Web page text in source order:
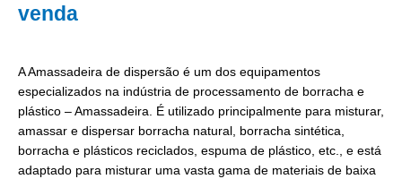
venda
A Amassadeira de dispersão é um dos equipamentos
especializados na indústria de processamento de borracha e
plástico – Amassadeira. É utilizado principalmente para misturar,
amassar e dispersar borracha natural, borracha sintética,
borracha e plásticos reciclados, espuma de plástico, etc., e está
adaptado para misturar uma vasta gama de materiais de baixa